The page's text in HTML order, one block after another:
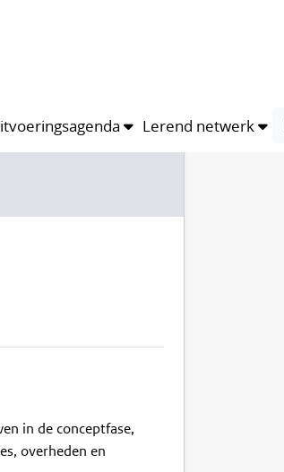
Lerend netwerk
in de conceptfase,
overheden en